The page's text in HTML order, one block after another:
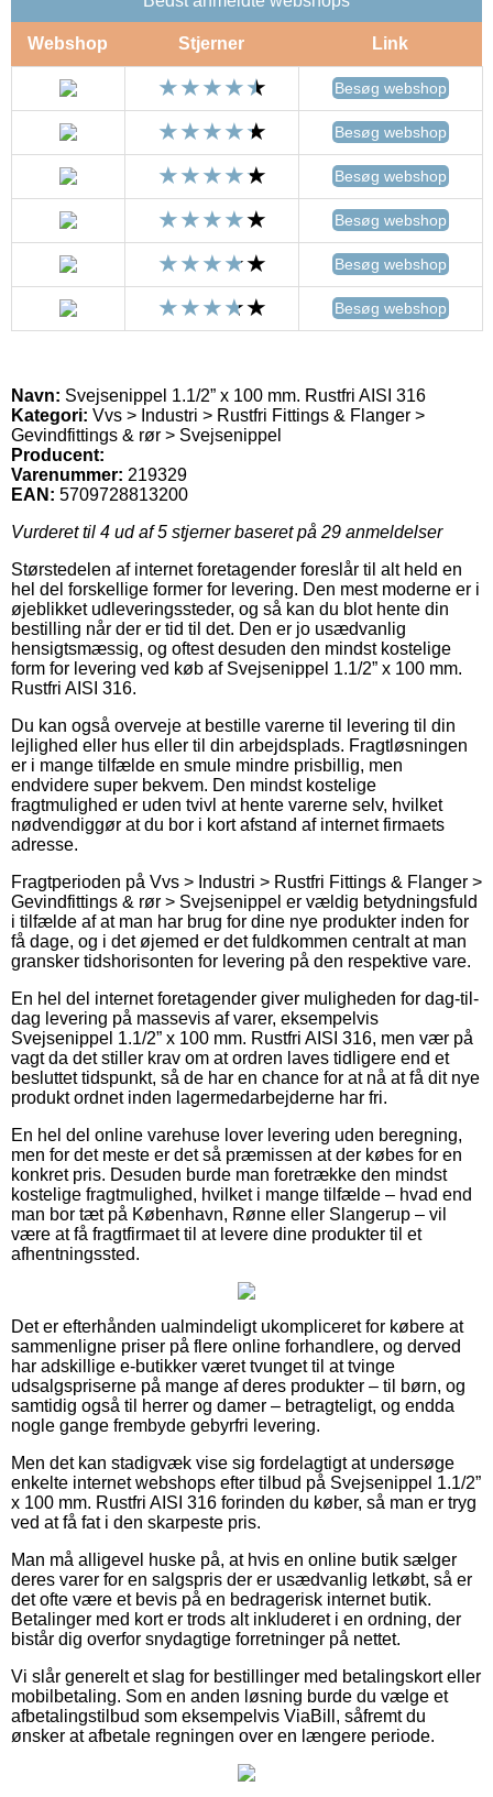
Webshop Stjerner Link
Besøg webshop
Besøg webshop
Besøg webshop
Besøg webshop
Besøg webshop
Besøg webshop
Navn: Svejsenippel 1.1/2” x 100 mm. Rustfri AISI 316
Kategori: Vvs > Industri > Rustfri Fittings & Flanger >
Gevindfittings & rør > Svejsenippel
Producent:
Varenummer: 219329
EAN: 5709728813200
Vurderet til 4 ud af 5 stjerner baseret på 29 anmeldelser
Størstedelen af internet foretagender foreslår til alt held en
hel del forskellige former for levering. Den mest moderne er i
øjeblikket udleveringssteder, og så kan du blot hente din
bestilling når der er tid til det. Den er jo usædvanlig
hensigtsmæssig, og oftest desuden den mindst kostelige
form for levering ved køb af Svejsenippel 1.1/2” x 100 mm.
Rustfri AISI 316.
Du kan også overveje at bestille varerne til levering til din
lejlighed eller hus eller til din arbejdsplads. Fragtløsningen
er i mange tilfælde en smule mindre prisbillig, men
endvidere super bekvem. Den mindst kostelige
fragtmulighed er uden tvivl at hente varerne selv, hvilket
nødvendiggør at du bor i kort afstand af internet firmaets
adresse.
Fragtperioden på Vvs > Industri > Rustfri Fittings & Flanger >
Gevindfittings & rør > Svejsenippel er vældig betydningsfuld
i tilfælde af at man har brug for dine nye produkter inden for
få dage, og i det øjemed er det fuldkommen centralt at man
gransker tidshorisonten for levering på den respektive vare.
En hel del internet foretagender giver muligheden for dag-til-
dag levering på massevis af varer, eksempelvis
Svejsenippel 1.1/2” x 100 mm. Rustfri AISI 316, men vær på
vagt da det stiller krav om at ordren laves tidligere end et
besluttet tidspunkt, så de har en chance for at nå at få dit nye
produkt ordnet inden lagermedarbejderne har fri.
En hel del online varehuse lover levering uden beregning,
men for det meste er det så præmissen at der købes for en
konkret pris. Desuden burde man foretrække den mindst
kostelige fragtmulighed, hvilket i mange tilfælde – hvad end
man bor tæt på København, Rønne eller Slangerup – vil
være at få fragtfirmaet til at levere dine produkter til et
afhentningssted.
Det er efterhånden ualmindeligt ukompliceret for købere at
sammenligne priser på flere online forhandlere, og derved
har adskillige e-butikker været tvunget til at tvinge
udsalgspriserne på mange af deres produkter – til børn, og
samtidig også til herrer og damer – betragteligt, og endda
nogle gange frembyde gebyrfri levering.
Men det kan stadigvæk vise sig fordelagtigt at undersøge
enkelte internet webshops efter tilbud på Svejsenippel 1.1/2”
x 100 mm. Rustfri AISI 316 forinden du køber, så man er tryg
ved at få fat i den skarpeste pris.
Man må alligevel huske på, at hvis en online butik sælger
deres varer for en salgspris der er usædvanlig letkøbt, så er
det ofte være et bevis på en bedragerisk internet butik.
Betalinger med kort er trods alt inkluderet i en ordning, der
bistår dig overfor snydagtige forretninger på nettet.
Vi slår generelt et slag for bestillinger med betalingskort eller
mobilbetaling. Som en anden løsning burde du vælge et
afbetalingstilbud som eksempelvis ViaBill, såfremt du
ønsker at afbetale regningen over en længere periode.